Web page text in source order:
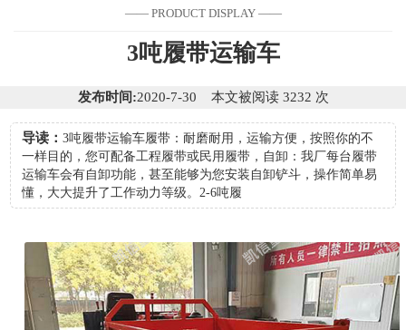
—— PRODUCT DISPLAY ——
3吨履带运输车
发布时间:2020-7-30 本文被阅读 3232 次
导读：3吨履带运输车履带：耐磨耐用，运输方便，按照你的不
一样目的，您可配备工程履带或民用履带，自卸：我厂每台履带
运输车会有自卸功能，甚至能够为您安装自卸铲斗，操作简单易
懂，大大提升了工作动力等级。2-6吨履